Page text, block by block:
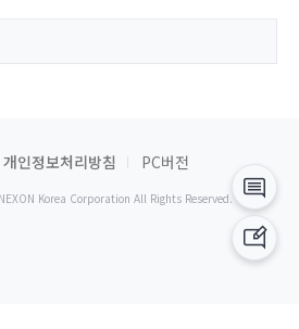
개인정보처리방침 PC버전
Korea Corporation All Rights Reserved.